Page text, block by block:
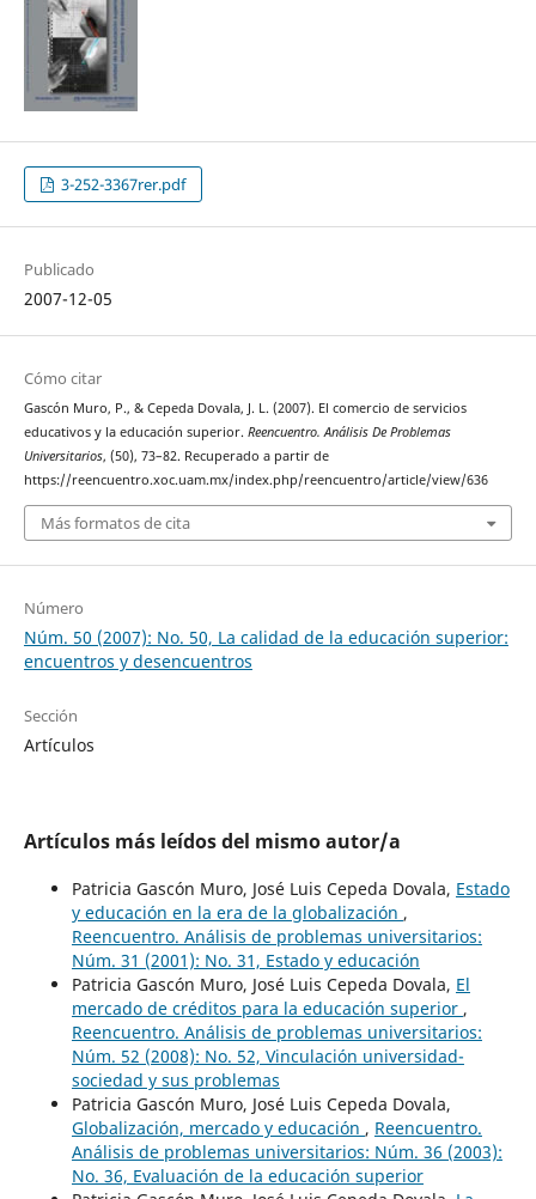
3-252-3367rer.pdf
Publicado
2007-12-05
Cómo citar
Gascón Muro, P., & Cepeda Dovala, J. L. (2007). El comercio de servicios
educativos y la educación superior. Reencuentro. Análisis De Problemas
Universitarios, (50), 73–82. Recuperado a partir de
https://reencuentro.xoc.uam.mx/index.php/reencuentro/article/view/636
Más formatos de cita
Número
Núm. 50 (2007): No. 50, La calidad de la educación superior:
encuentros y desencuentros
Sección
Artículos
Artículos más leídos del mismo autor/a
Patricia Gascón Muro, José Luis Cepeda Dovala, Estado
y educación en la era de la globalización ,
Reencuentro. Análisis de problemas universitarios:
Núm. 31 (2001): No. 31, Estado y educación
Patricia Gascón Muro, José Luis Cepeda Dovala, El
mercado de créditos para la educación superior ,
Reencuentro. Análisis de problemas universitarios:
Núm. 52 (2008): No. 52, Vinculación universidad-
sociedad y sus problemas
Patricia Gascón Muro, José Luis Cepeda Dovala,
Globalización, mercado y educación , Reencuentro.
Análisis de problemas universitarios: Núm. 36 (2003):
No. 36, Evaluación de la educación superior